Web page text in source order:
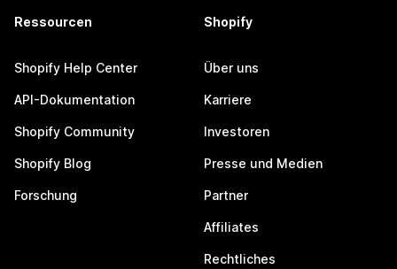
Ressourcen
Shopify Help Center
API-Dokumentation
Shopify Community
Shopify Blog
Forschung
Shopify
Über uns
Karriere
Investoren
Presse und Medien
Partner
Affiliates
Rechtliches